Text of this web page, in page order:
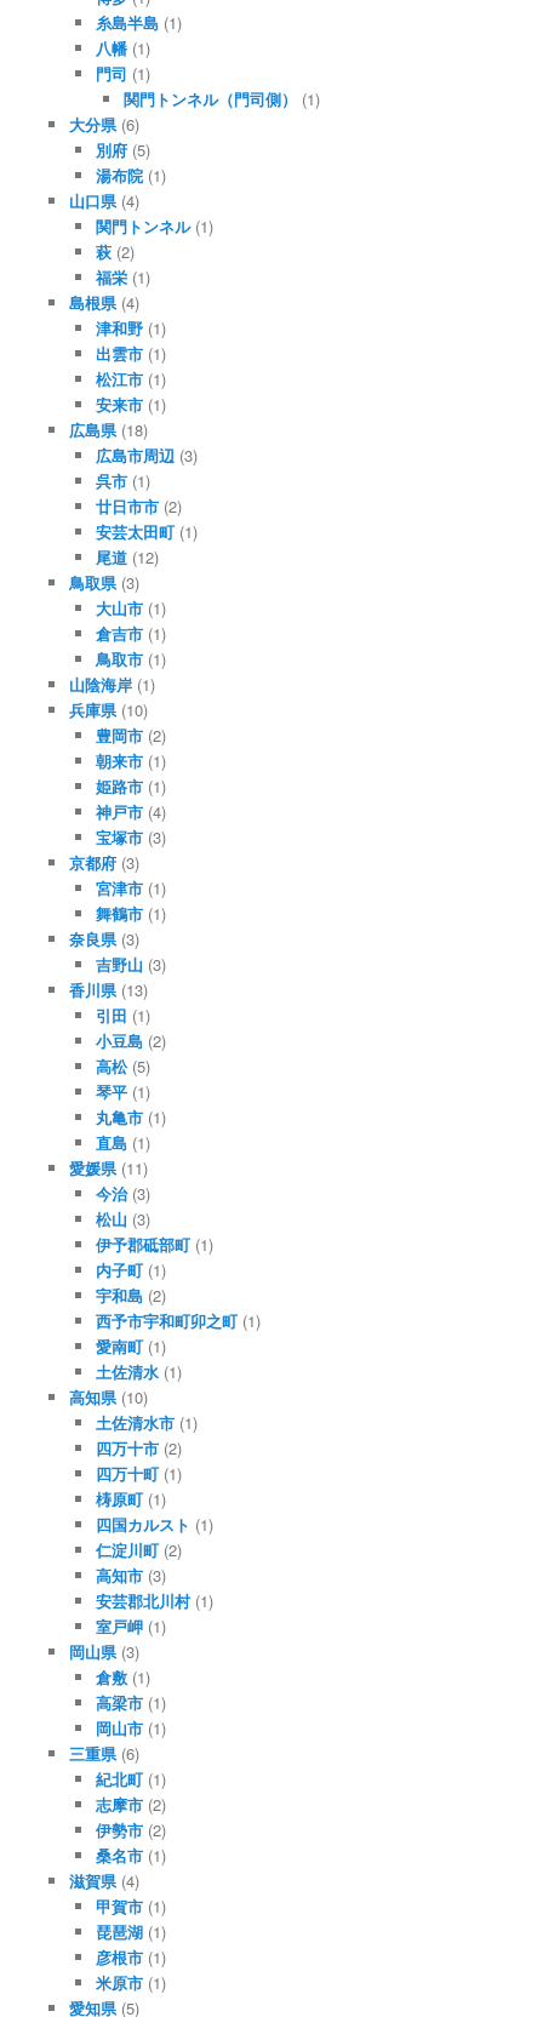
糸島半島 (1)
八幡 (1)
門司 (1)
関門トンネル（門司側）
(1)
大分県(6)
別府 (5)
湯布院 (1)
山口県(4)
関門トンネル(1)
萩 (2)
福栄 (1)
島根県(4)
津和野 (1)
出雲市 (1)
松江市 (1)
安来市 (1)
広島県(18)
広島市周辺 (3)
呉市 (1)
廿日市市 (2)
安芸太田町 (1)
尾道 (12)
鳥取県(3)
大山市 (1)
倉吉市 (1)
鳥取市 (1)
山陰海岸(1)
兵庫県(10)
豊岡市 (2)
朝来市 (1)
姫路市 (1)
神戸市 (4)
宝塚市 (3)
京都府(3)
宮津市 (1)
舞鶴市 (1)
奈良県(3)
吉野山 (3)
香川県(13)
引田 (1)
小豆島 (2)
高松(5)
琴平 (1)
丸亀市 (1)
直島 (1)
愛媛県(11)
今治(3)
松山 (3)
伊予郡砥部町 (1)
内子町 (1)
宇和島 (2)
西予市宇和町卯之町 (1)
愛南町 (1)
土佐清水 (1)
高知県(10)
土佐清水市 (1)
四万十市 (2)
四万十町 (1)
梼原町 (1)
四国カルスト (1)
仁淀川町 (2)
高知市 (3)
安芸郡北川村(1)
室戸岬 (1)
岡山県(3)
倉敷 (1)
高梁市 (1)
岡山市 (1)
三重県(6)
紀北町 (1)
志摩市 (2)
伊勢市 (2)
桑名市 (1)
滋賀県(4)
甲賀市 (1)
琵琶湖 (1)
彦根市 (1)
米原市 (1)
愛知県(5)